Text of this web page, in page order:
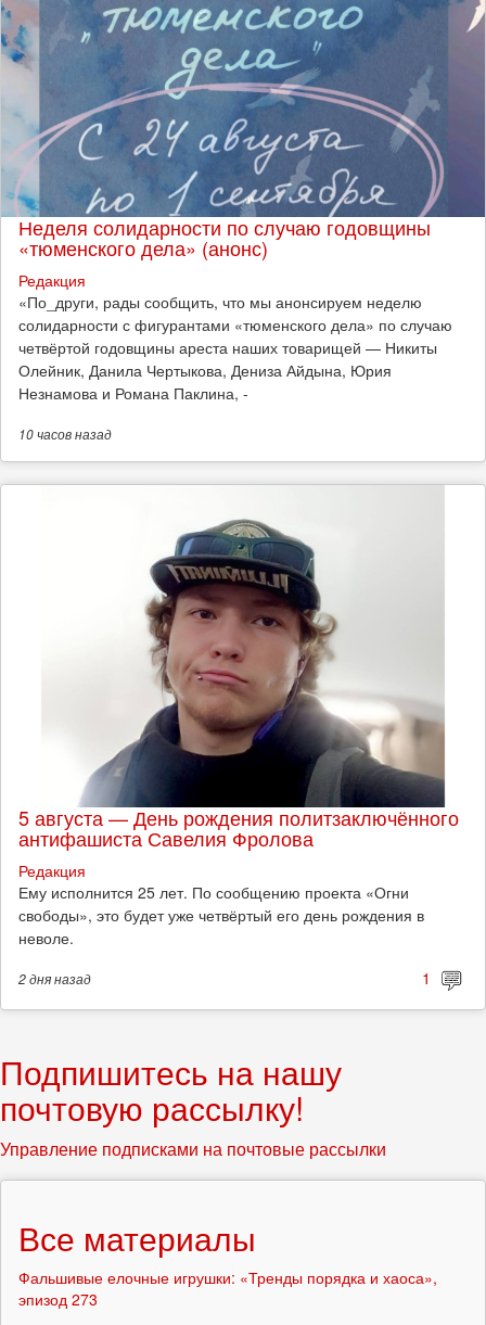
Неделя солидарности по случаю годовщины
«тюменского дела» (анонс)
Редакция
​«По_други, рады сообщить, что мы анонсируем неделю
солидарности с фигурантами «тюменского дела» по случаю
четвёртой годовщины ареста наших товарищей — Никиты
Олейник, Данила Чертыкова, Дениза Айдына, Юрия
Незнамова и Романа Паклина, -
10 часовназад
5 августа — День рождения политзаключённого
антифашиста Савелия Фролова
Редакция
Ему исполнится 25 лет. По сообщению проекта «Огни
свободы», это будет уже четвёртый его день рождения в
неволе.
2 дняназад 1
Подпишитесь на нашу
почтовую рассылку!
Управление подписками на почтовые рассылки
Все материалы
Фальшивые елочные игрушки: «Тренды порядка и хаоса»,
эпизод 273